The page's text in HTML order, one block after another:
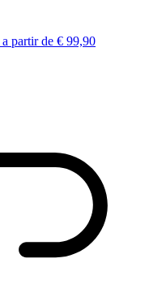
a partir de € 99,90